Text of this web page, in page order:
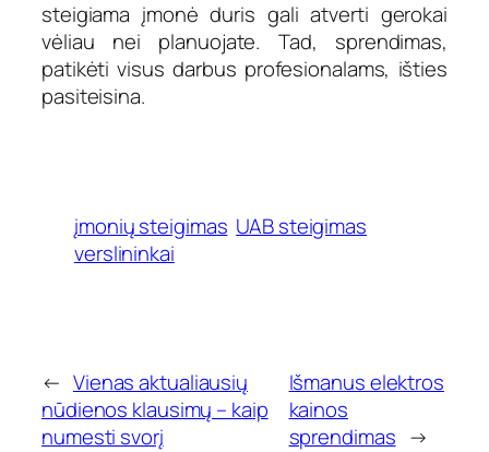
steigiama įmonė duris gali atverti gerokai
vėliau nei planuojate. Tad, sprendimas,
patikėti visus darbus profesionalams, išties
pasiteisina.
įmonių steigimas UAB steigimas
verslininkai
← Vienas aktualiausių
nūdienos klausimų – kaip
numesti svorį
Išmanus elektros
kainos
sprendimas →